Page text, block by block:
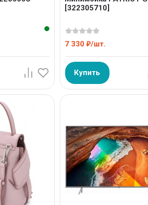
[322305710]
7 330 ₽/шт.
Купить